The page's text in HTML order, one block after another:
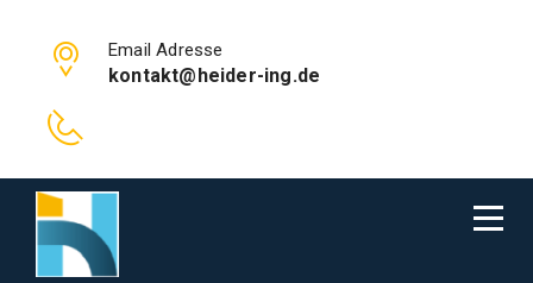
Email Adresse
kontakt@heider-ing.de